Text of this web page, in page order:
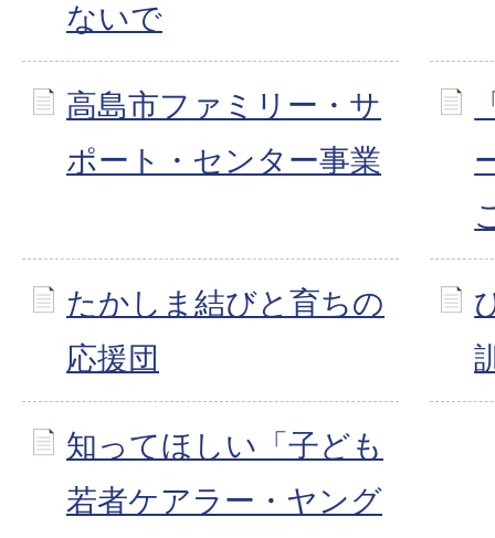
ないで
高島市ファミリー・サ
ポート・センター事業
たかしま結びと育ちの
応援団
知ってほしい「子ども
若者ケアラー・ヤング